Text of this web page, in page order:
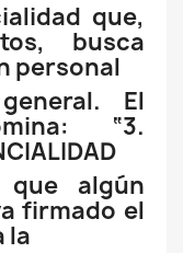
que,
busca
personal
El
“3.
que algún
firmado el
la